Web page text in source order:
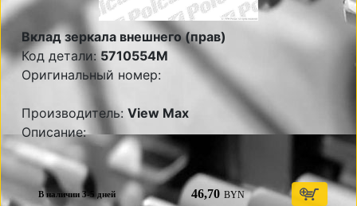
Вклад зеркала внешнего (прав)
Код детали: 5710554M
Оригинальный номер:
Производитель: View Max
Описание:
В наличии 3-5 дней 46,70 BYN